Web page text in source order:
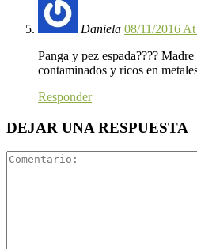
Daniela 08/11/2016
Panga y pez espada????
contaminados y ricos en
Responder
DEJAR UNA RESPUESTA